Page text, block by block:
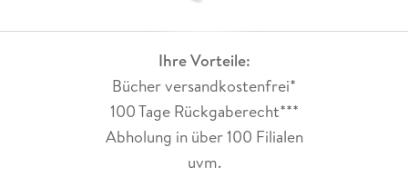
Ihre Vorteile:
Bücher versandkostenfrei*
100 Tage Rückgaberecht***
Abholung in über 100 Filialen
uvm.